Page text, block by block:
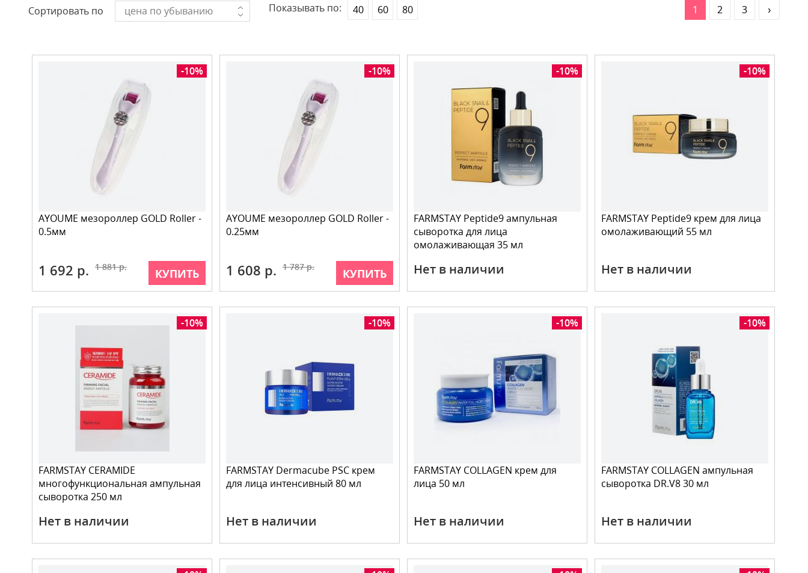
Сортировать по цена по убыванию Показывать по: 40 60 80 1 2 3 ›
-10%
AYOUME мезороллер GOLD Roller -
0.5мм
1 692 р. 1 881 р. КУПИТЬ
-10%
AYOUME мезороллер GOLD Roller -
0.25мм
1 608 р. 1 787 р. КУПИТЬ
-10%
FARMSTAY Peptide9 ампульная
сыворотка для лица
омолаживающая 35 мл
Нет в наличии
-10%
FARMSTAY Peptide9 крем для лица
омолаживающий 55 мл
Нет в наличии
-10%
FARMSTAY CERAMIDE
многофункциональная ампульная
сыворотка 250 мл
Нет в наличии
-10%
FARMSTAY Dermacube PSC крем
для лица интенсивный 80 мл
Нет в наличии
-10%
FARMSTAY COLLAGEN крем для
лица 50 мл
Нет в наличии
-10%
FARMSTAY COLLAGEN ампульная
сыворотка DR.V8 30 мл
Нет в наличии